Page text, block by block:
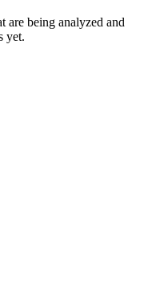
are being analyzed and
yet.